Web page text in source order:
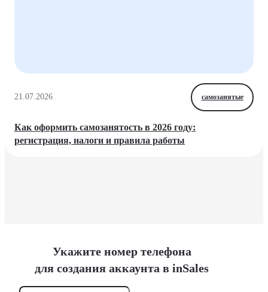
21.07.2026 самозанятые
Как оформить самозанятость в 2026 году:
регистрация, налоги и правила работы
Укажите номер телефона
для создания аккаунта в inSales